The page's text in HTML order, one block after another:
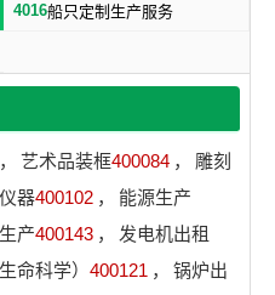
4016船只定制生产服务
， 艺术品装框400084 ，
雕刻
器400102 ，
能源生产
产400143 ，
发电机出租
命科学） 400121 ，
锅炉出